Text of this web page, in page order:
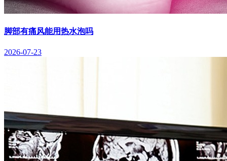
脚部有痛风能用热水泡吗
2026-07-23